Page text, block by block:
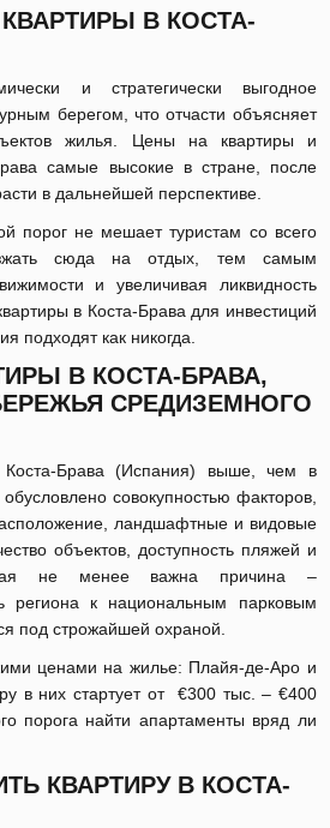
В КОСТА-
и стратегически выгодное
берегом, что отчасти объясняет
жилья. Цены на квартиры и
самые высокие в стране, после
в дальнейшей перспективе.
порог не мешает туристам со всего
сюда на отдых, тем самым
и увеличивая ликвидность
в Коста-Брава для инвестиций
подходят как никогда.
В КОСТА-БРАВА,
СРЕДИЗЕМНОГО
Коста-Брава (Испания) выше, чем в
совокупностью факторов,
ландшафтные и видовые
объектов, доступность пляжей и
не менее важна причина –
региона к национальным парковым
под строжайшей охраной.
ценами на жилье: Плайя-де-Аро и
в них стартует от €300 тыс. – €400
порога найти апартаменты вряд ли
КВАРТИРУ В КОСТА-